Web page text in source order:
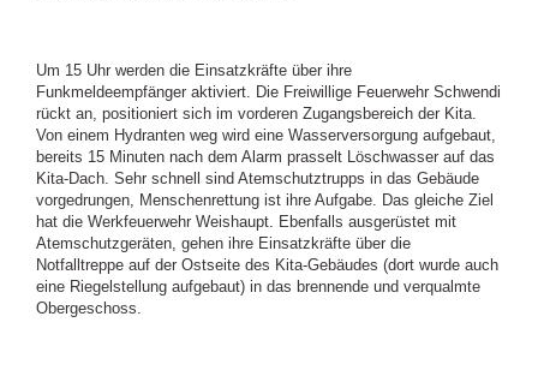
Um 15 Uhr werden die Einsatzkräfte über ihre
Funkmeldeempfänger aktiviert. Die Freiwillige Feuerwehr Schwendi
rückt an, positioniert sich im vorderen Zugangsbereich der Kita.
Von einem Hydranten weg wird eine Wasserversorgung aufgebaut,
bereits 15 Minuten nach dem Alarm prasselt Löschwasser auf das
Kita-Dach. Sehr schnell sind Atemschutztrupps in das Gebäude
vorgedrungen, Menschenrettung ist ihre Aufgabe. Das gleiche Ziel
hat die Werkfeuerwehr Weishaupt. Ebenfalls ausgerüstet mit
Atemschutzgeräten, gehen ihre Einsatzkräfte über die
Notfalltreppe auf der Ostseite des Kita-Gebäudes (dort wurde auch
eine Riegelstellung aufgebaut) in das brennende und verqualmte
Obergeschoss.